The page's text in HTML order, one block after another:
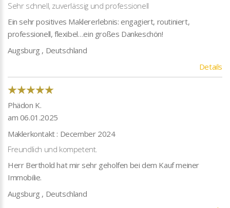
Sehr schnell, zuverlässig und professionell
Ein sehr positives Maklererlebnis: engagiert, routiniert,
professionell, flexibel…ein großes Dankeschön!
Augsburg , Deutschland
Details
Phädon K.
am 06.01.2025
Maklerkontakt : December 2024
Freundlich und kompetent.
Herr Berthold hat mir sehr geholfen bei dem Kauf meiner
Immobilie.
Augsburg , Deutschland